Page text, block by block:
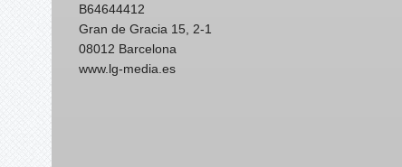
B64644412
Gran de Gracia 15, 2-1
08012 Barcelona
www.lg-media.es